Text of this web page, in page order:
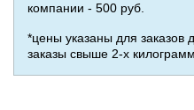
компании - 500 руб.
*цены указаны для
заказы свыше 2-х